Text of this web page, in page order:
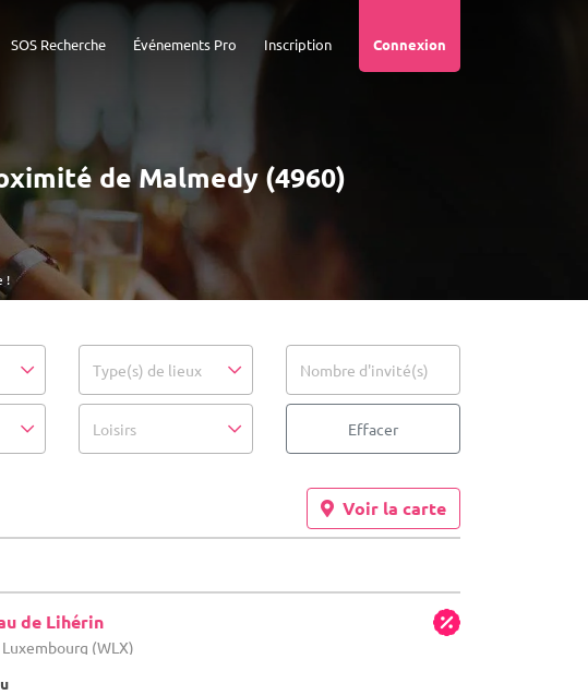
Connexion
Inscription
Événements Pro
SOS Recherche
!
de Malmedy (4960)
Type(s) de lieux Nombre d'invité(s)
Loisirs Effacer
Voir la carte
de Lihérin
Luxembourg (WLX)